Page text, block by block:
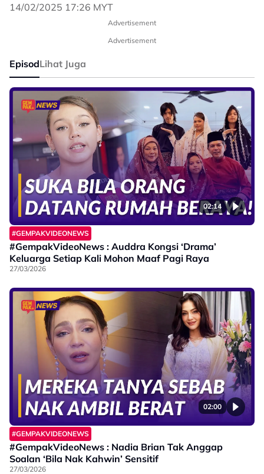
14/02/2025 17:26 MYT
Advertisement
Advertisement
EpisodLihat Juga
02:14
#GEMPAKVIDEONEWS
#GempakVideoNews : Auddra Kongsi ‘Drama’
Keluarga Setiap Kali Mohon Maaf Pagi Raya
27/03/2026
02:00
#GEMPAKVIDEONEWS
#GempakVideoNews : Nadia Brian Tak Anggap
Soalan ‘Bila Nak Kahwin’ Sensitif
27/03/2026